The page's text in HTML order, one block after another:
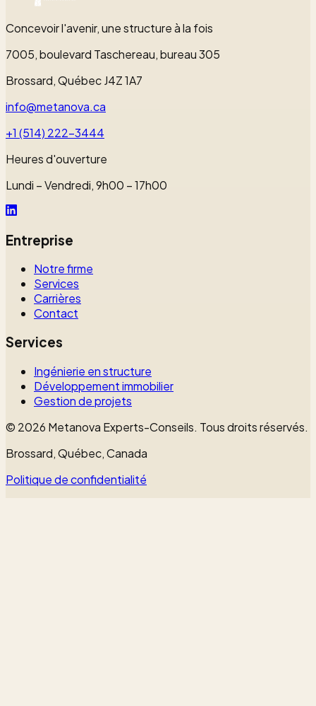
Concevoir l'avenir, une structure à la fois
7005, boulevard Taschereau, bureau 305
Brossard, Québec J4Z 1A7
info@metanova.ca
+1 (514) 222-3444
Heures d'ouverture
Lundi – Vendredi, 9h00 – 17h00
Entreprise
Notre firme
Services
Carrières
Contact
Services
Ingénierie en structure
Développement immobilier
Gestion de projets
© 2026 Metanova Experts-Conseils. Tous droits réservés.
Brossard, Québec, Canada
Politique de confidentialité